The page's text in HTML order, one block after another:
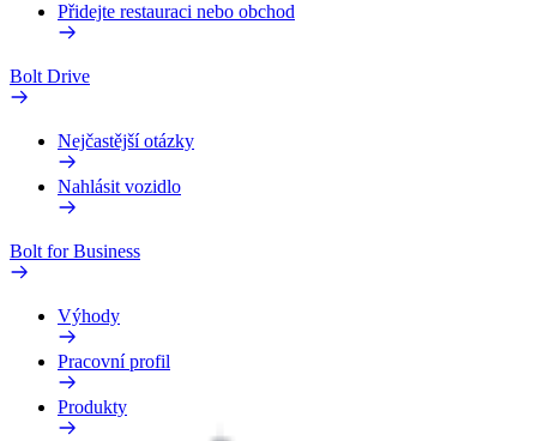
Přidejte restauraci nebo obchod
Bolt Drive
Nejčastější otázky
Nahlásit vozidlo
Bolt for Business
Výhody
Pracovní profil
Produkty